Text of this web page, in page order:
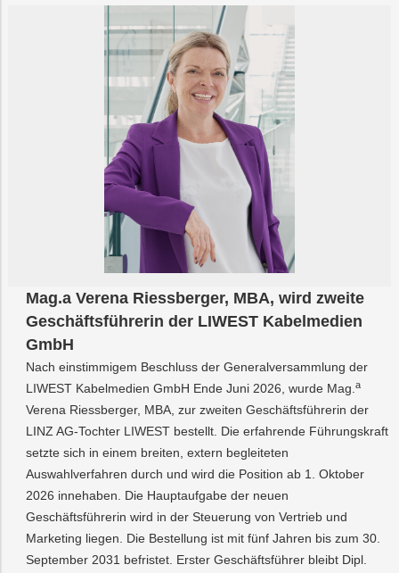
Mag.a Verena Riessberger, MBA, wird zweite
Geschäftsführerin der LIWEST Kabelmedien
GmbH
Nach einstimmigem Beschluss der Generalversammlung der
LIWEST Kabelmedien GmbH Ende Juni 2026, wurde Mag. a
Verena Riessberger, MBA, zur zweiten Geschäftsführerin der
LINZ AG-Tochter LIWEST bestellt. Die erfahrende Führungskraft
setzte sich in einem breiten, extern begleiteten
Auswahlverfahren durch und wird die Position ab 1. Oktober
2026 innehaben. Die Hauptaufgabe der neuen
Geschäftsführerin wird in der Steuerung von Vertrieb und
Marketing liegen. Die Bestellung ist mit fünf Jahren bis zum 30.
September 2031 befristet. Erster Geschäftsführer bleibt Dipl.